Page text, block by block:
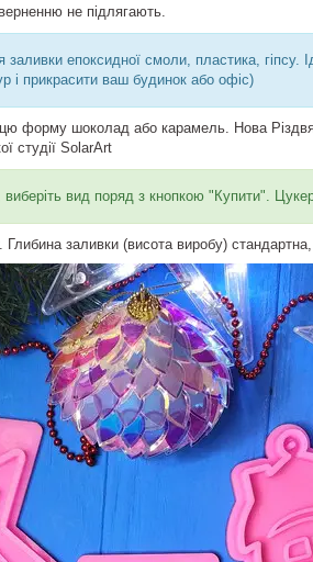
не підлягають.
епоксидної смоли, пластика, гіпсу.
і прикрасити ваш будинок або офіс)
форму шоколад або карамель. Нова
студії SolarArt
вид поряд з кнопкою "Купити".
заливки (висота виробу)